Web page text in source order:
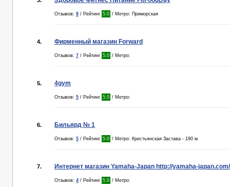
Отзывов: 8 / Рейтинг 5.0 / Метро: Приморская
4. Фирменный магазин Forward
Отзывов: 7 / Рейтинг 5.0 / Метро:
5. 4gym
Отзывов: 5 / Рейтинг 5.0 / Метро:
6. Бильярд № 1
Отзывов: 5 / Рейтинг 5.0 / Метро: Крестьянская Застава - 190 м
7. Интернет магазин Yamaha-Japan http://yamaha-japan.com/
Отзывов: 4 / Рейтинг 5.0 / Метро: